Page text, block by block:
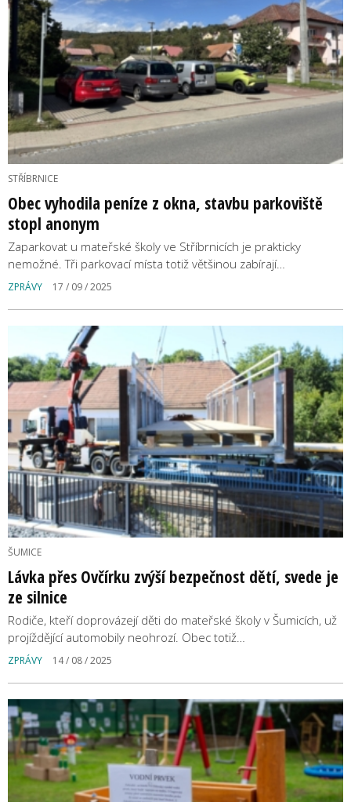
STŘÍBRNICE
Obec vyhodila peníze z okna, stavbu parkoviště
stopl anonym
Zaparkovat u mateřské školy ve Stříbrnicích je prakticky
nemožné. Tři parkovací místa totiž většinou zabírají…
ZPRÁVY 17 / 09 / 2025
ŠUMICE
Lávka přes Ovčírku zvýší bezpečnost dětí, svede je
ze silnice
Rodiče, kteří doprovázejí děti do mateřské školy v Šumicích, už
projíždějící automobily neohrozí. Obec totiž…
ZPRÁVY 14 / 08 / 2025